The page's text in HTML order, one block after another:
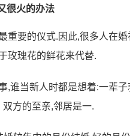
很火的办法
重要的仪式.因此,很多人在
玫瑰花的鲜花来代替.
,谁当新人时都是想着:一辈
双方的至亲,邻居是一.